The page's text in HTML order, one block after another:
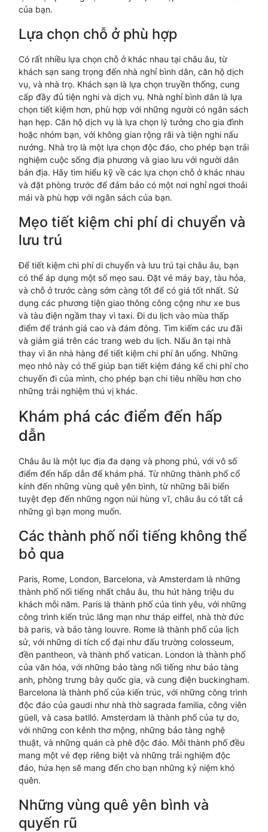
của bạn.
Lựa chọn chỗ ở phù hợp
Có rất nhiều lựa chọn chỗ ở khác nhau tại châu âu, từ
khách sạn sang trọng đến nhà nghỉ bình dân, căn hộ dịch
vụ, và nhà trọ. Khách sạn là lựa chọn truyền thống, cung
cấp đầy đủ tiện nghi và dịch vụ. Nhà nghỉ bình dân là lựa
chọn tiết kiệm hơn, phù hợp với những người có ngân sách
hạn hẹp. Căn hộ dịch vụ là lựa chọn lý tưởng cho gia đình
hoặc nhóm bạn, với không gian rộng rãi và tiện nghi nấu
nướng. Nhà trọ là một lựa chọn độc đáo, cho phép bạn trải
nghiệm cuộc sống địa phương và giao lưu với người dân
bản địa. Hãy tìm hiểu kỹ về các lựa chọn chỗ ở khác nhau
và đặt phòng trước để đảm bảo có một nơi nghỉ ngơi thoải
mái và phù hợp với ngân sách của bạn.
Mẹo tiết kiệm chi phí di chuyển và
lưu trú
Để tiết kiệm chi phí di chuyển và lưu trú tại châu âu, bạn
có thể áp dụng một số mẹo sau. Đặt vé máy bay, tàu hỏa,
và chỗ ở trước càng sớm càng tốt để có giá tốt nhất. Sử
dụng các phương tiện giao thông công cộng như xe bus
và tàu điện ngầm thay vì taxi. Đi du lịch vào mùa thấp
điểm để tránh giá cao và đám đông. Tìm kiếm các ưu đãi
và giảm giá trên các trang web du lịch. Nấu ăn tại nhà
thay vì ăn nhà hàng để tiết kiệm chi phí ăn uống. Những
mẹo nhỏ này có thể giúp bạn tiết kiệm đáng kể chi phí cho
chuyến đi của mình, cho phép bạn chi tiêu nhiều hơn cho
những trải nghiệm thú vị khác.
Khám phá các điểm đến hấp
dẫn
Châu âu là một lục địa đa dạng và phong phú, với vô số
điểm đến hấp dẫn để khám phá. Từ những thành phố cổ
kính đến những vùng quê yên bình, từ những bãi biển
tuyệt đẹp đến những ngọn núi hùng vĩ, châu âu có tất cả
những gì bạn mong muốn.
Các thành phố nổi tiếng không thể
bỏ qua
Paris, Rome, London, Barcelona, và Amsterdam là những
thành phố nổi tiếng nhất châu âu, thu hút hàng triệu du
khách mỗi năm. Paris là thành phố của tình yêu, với những
công trình kiến trúc lãng mạn như tháp eiffel, nhà thờ đức
bà paris, và bảo tàng louvre. Rome là thành phố của lịch
sử, với những di tích cổ đại như đấu trường colosseum,
đền pantheon, và thành phố vatican. London là thành phố
của văn hóa, với những bảo tàng nổi tiếng như bảo tàng
anh, phòng trưng bày quốc gia, và cung điện buckingham.
Barcelona là thành phố của kiến trúc, với những công trình
độc đáo của gaudi như nhà thờ sagrada familia, công viên
güell, và casa batlló. Amsterdam là thành phố của tự do,
với những con kênh thơ mộng, những bảo tàng nghệ
thuật, và những quán cà phê độc đáo. Mỗi thành phố đều
mang một vẻ đẹp riêng biệt và những trải nghiệm độc
đáo, hứa hẹn sẽ mang đến cho bạn những kỷ niệm khó
quên.
Những vùng quê yên bình và
quyến rũ